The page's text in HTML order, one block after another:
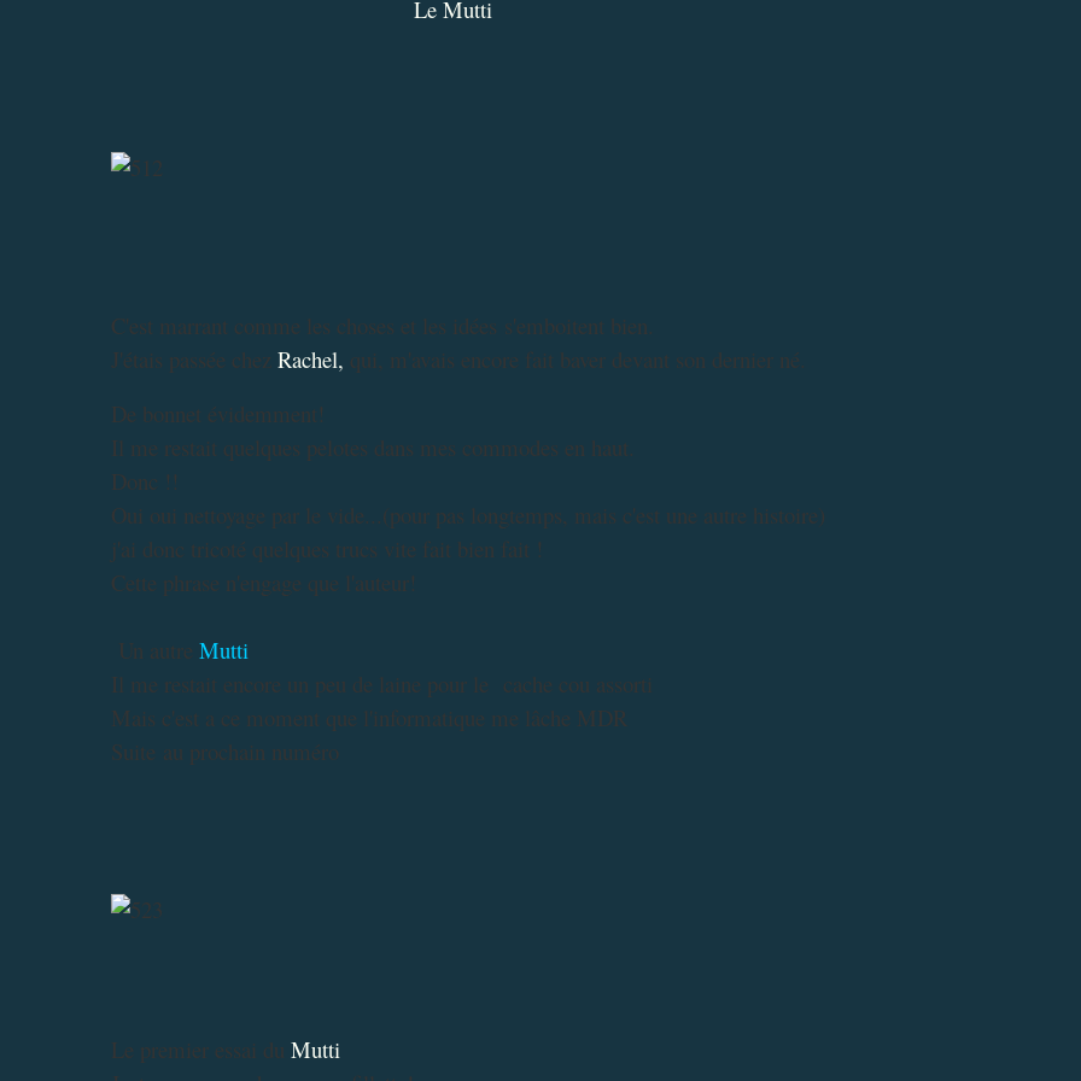
Le Mutti
C'est marrant comme les choses et les idées s'emboitent bien.
J'étais passée chez Rachel, qui, m'avais encore fait baver devant son dernier né.
De bonnet évidemment!
Il me restait quelques pelotes dans mes commodes en haut.
Donc !!
Oui oui nettoyage par le vide...(pour pas longtemps, mais c'est une autre histoire)
j'ai donc tricoté quelques trucs vite fait bien fait !
Cette phrase n'engage que l'auteur!
Un autre Mutti
Il me restait encore un peu de laine pour le cache cou assorti
Mais c'est a ce moment que l'informatique me lâche MDR
Suite au prochain numéro
Le premier essai du Mutti